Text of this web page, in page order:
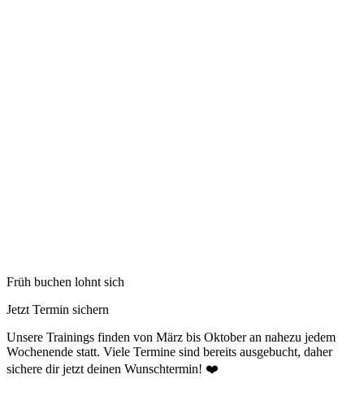
Früh buchen lohnt sich
Jetzt Termin sichern
Unsere Trainings finden von März bis Oktober an nahezu jedem
Wochenende statt. Viele Termine sind bereits ausgebucht, daher
sichere dir jetzt deinen Wunschtermin! ❤️